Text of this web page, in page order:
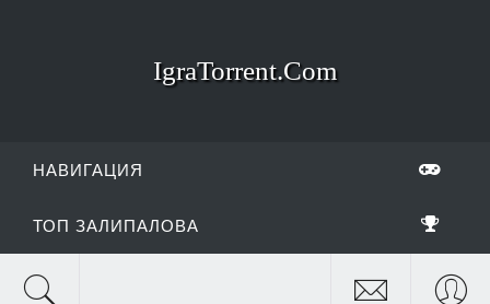
IgraTorrent.Com
НАВИГАЦИЯ
ТОП ЗАЛИПАЛОВА